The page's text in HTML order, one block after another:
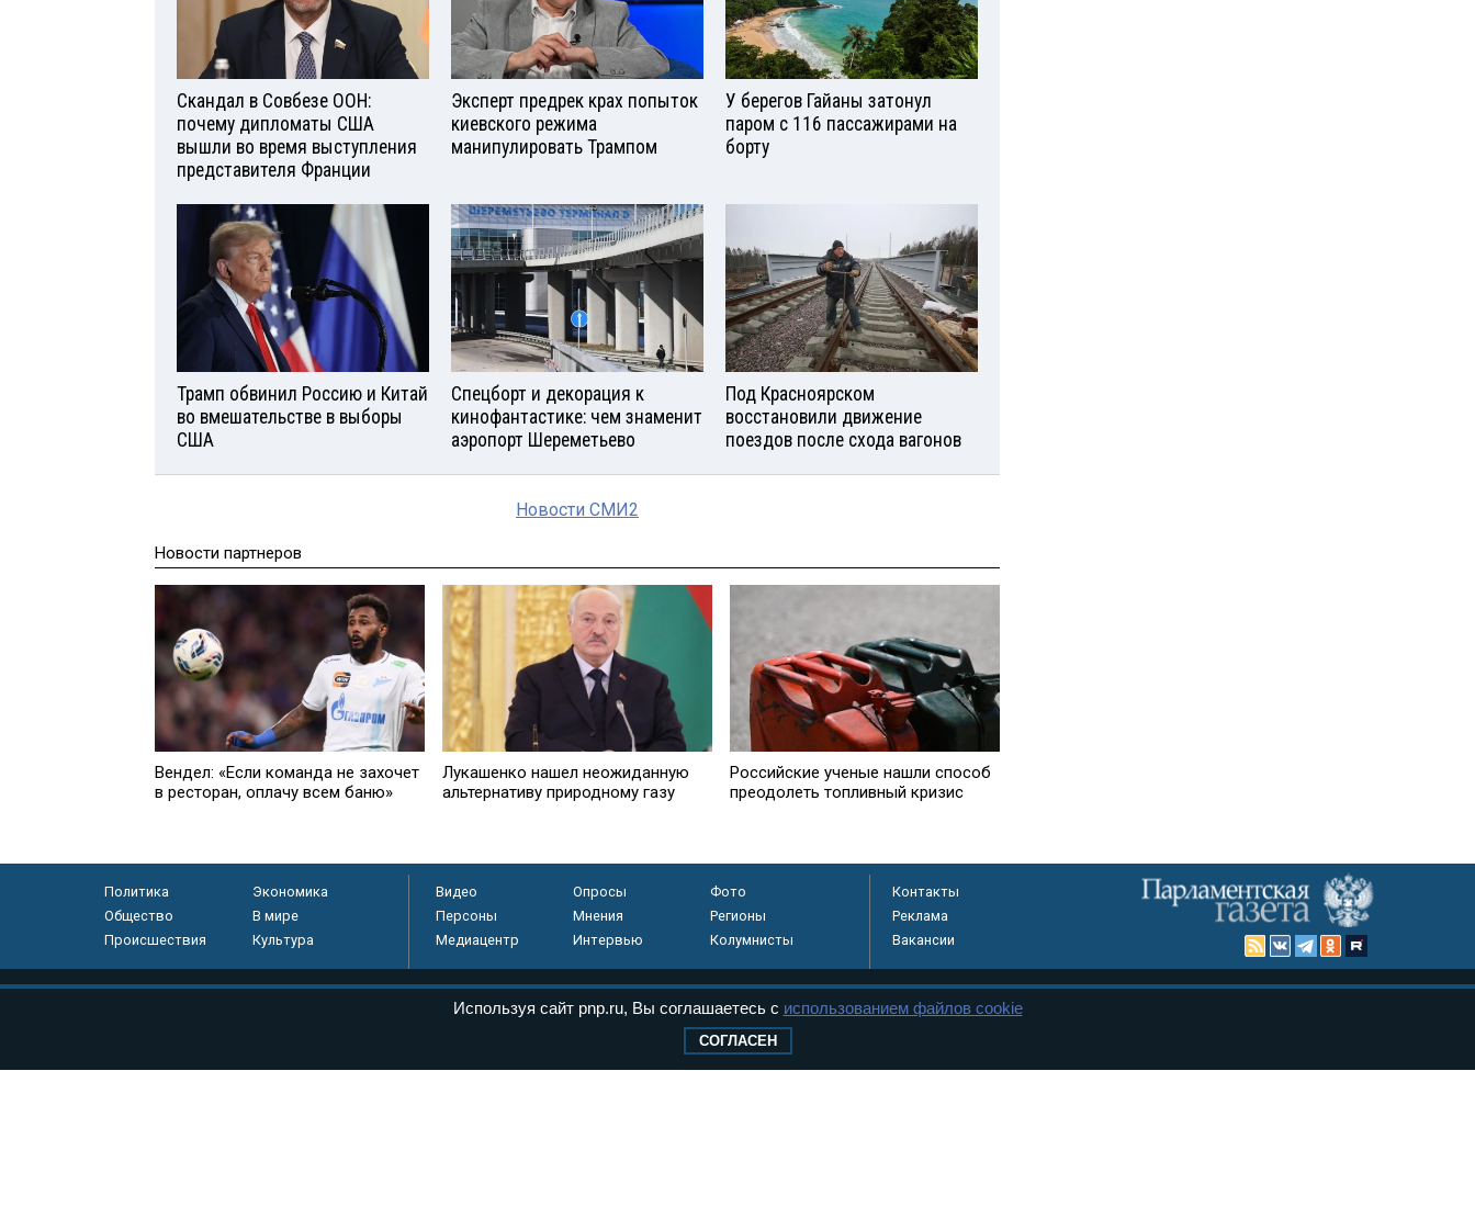
Скандал в Совбезе ООН:
почему дипломаты США
вышли во время выступления
представителя Франции
Эксперт предрек крах попыток
киевского режима
манипулировать Трампом
У берегов Гайаны затонул
паром с 116 пассажирами на
борту
Трамп обвинил Россию и Китай
во вмешательстве в выборы
США
Спецборт и декорация к
кинофантастике: чем знаменит
аэропорт Шереметьево
Под Красноярском
восстановили движение
поездов после схода вагонов
Новости СМИ2
Новости партнеров
Вендел: «Если команда не захочет
в ресторан, оплачу всем баню»
Лукашенко нашел неожиданную
альтернативу природному газу
Российские ученые нашли способ
преодолеть топливный кризис
Политика
Экономика
Общество
В мире
Происшествия
Культура
Видео Опросы
Фото
Персоны
Мнения
Регионы
Медиацентр
Интервью Колумнисты
Контакты
Реклама
Вакансии
массовых коммуникаций (Роскомнадзор) 05 августа 2011 года. 18+
Используя сайт pnp.ru, Вы соглашаетесь с использованием файлов cookie
СОГЛАСЕН